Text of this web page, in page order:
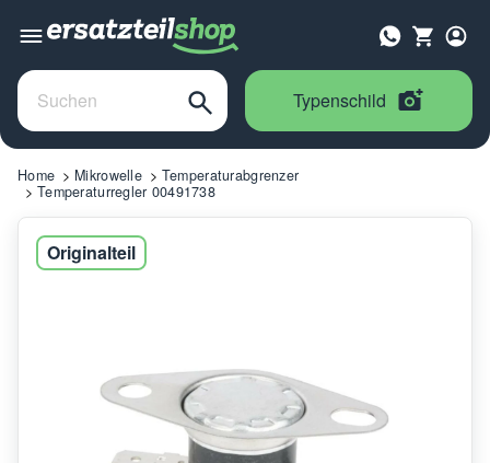
Typenschild
Home Mikrowelle
Temperaturabgrenzer
Temperaturregler 00491738
Originalteil